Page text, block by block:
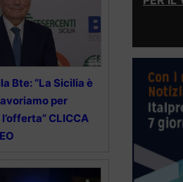
Bte: “La Sicilia è
per
CLICCA